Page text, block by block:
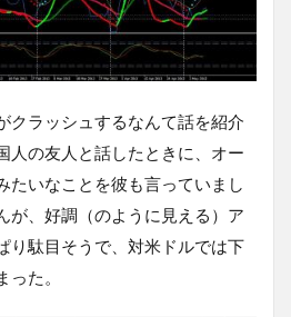
クラッシュするなんて話を紹介
人の友人と話したときに、オー
たいなことを彼も言っていまし
が、好調（のように見える）ア
り駄目そうで、対米ドルでは下
た。